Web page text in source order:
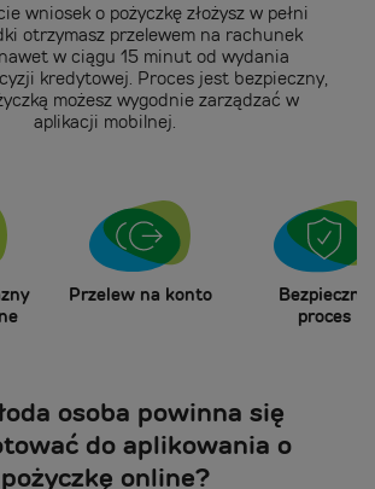
wniosek o pożyczkę złożysz w pełni
otrzymasz przelewem na rachunek
w ciągu 15 minut od wydania
kredytowej. Proces jest bezpieczny,
możesz wygodnie zarządzać w
aplikacji mobilnej.
Przelew na konto
Bezpieczny
proces
osoba powinna się
do aplikowania o
pożyczkę online?